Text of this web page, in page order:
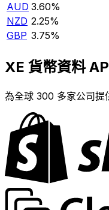
AUD 3.60%
NZD 2.25%
GBP 3.75%
XE 貨幣資料
為全球 300 多家公司提